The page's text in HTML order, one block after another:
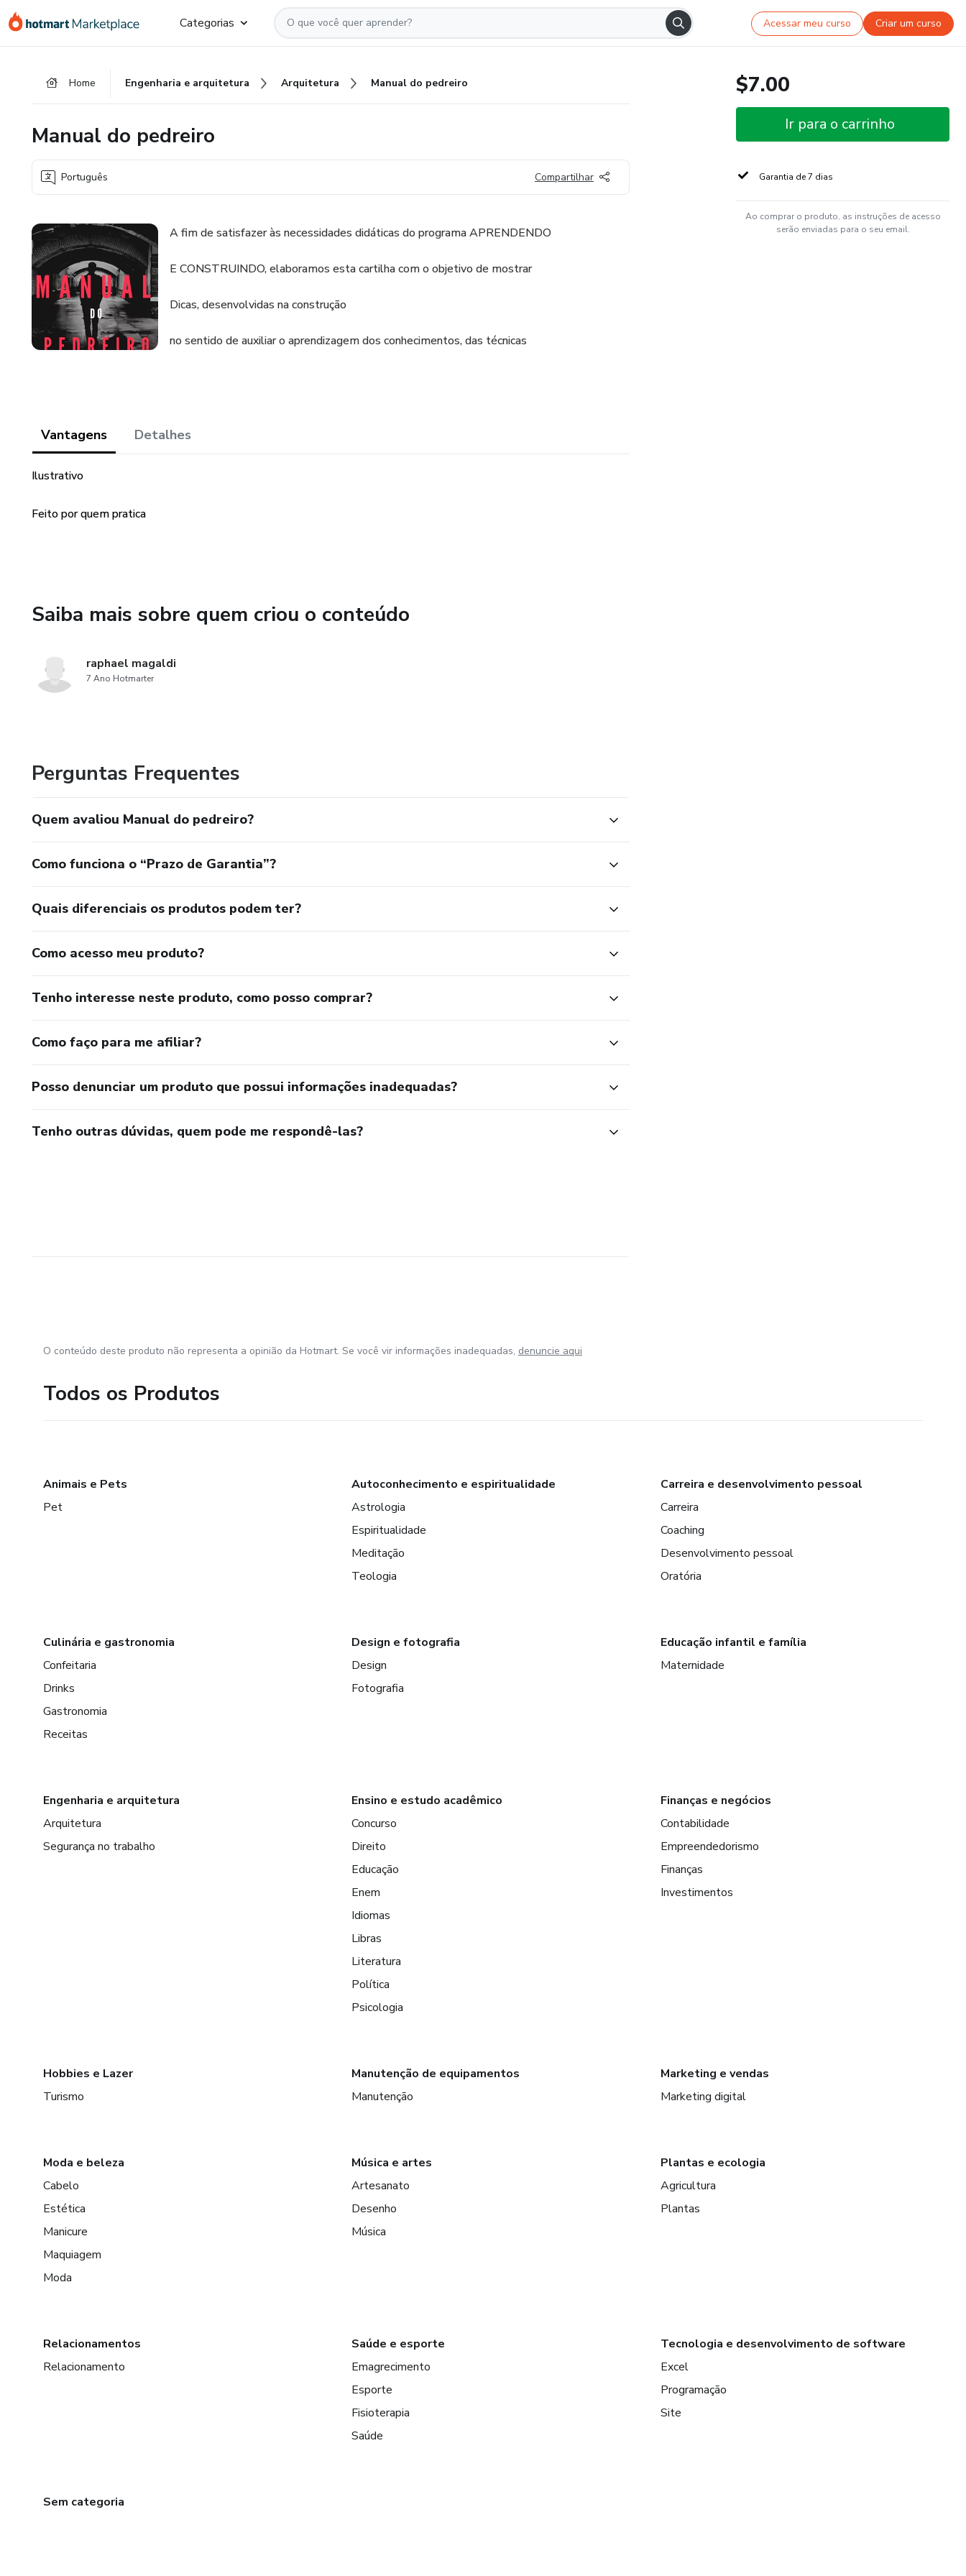
para
para
para
Categorias Acessar meu curso Criar um curso
Home Engenharia e arquitetura Arquitetura Manual do pedreiro
Manual do pedreiro
Português Compartilhar
A fim de satisfazer às necessidades didáticas do programa APRENDENDO
E CONSTRUINDO, elaboramos esta cartilha com o objetivo de mostrar
Dicas, desenvolvidas na construção
no sentido de auxiliar o aprendizagem dos conhecimentos, das técnicas
Vantagens Detalhes
Ilustrativo
Feito por quem pratica
Saiba mais sobre quem criou o conteúdo
raphael magaldi
7 Ano Hotmarter
Perguntas Frequentes
Quem avaliou Manual do pedreiro?
Como funciona o “Prazo de Garantia”?
Quais diferenciais os produtos podem ter?
Como acesso meu produto?
Tenho interesse neste produto, como posso comprar?
Como faço para me afiliar?
Posso denunciar um produto que possui informações inadequadas?
Tenho outras dúvidas, quem pode me respondê-las?
$7.00
Ir para o carrinho
Garantia de 7 dias
Ao comprar o produto, as instruções de acesso
serão enviadas para o seu email.
O conteúdo deste produto não representa a opinião da Hotmart. Se você vir informações inadequadas, denuncie aqui
Todos os Produtos
Animais e Pets
Pet
Autoconhecimento e espiritualidade
Astrologia
Espiritualidade
Meditação
Teologia
Carreira e desenvolvimento pessoal
Carreira
Coaching
Desenvolvimento pessoal
Oratória
Culinária e gastronomia
Confeitaria
Drinks
Gastronomia
Receitas
Design e fotografia
Design
Fotografia
Educação infantil e família
Maternidade
Engenharia e arquitetura
Arquitetura
Segurança no trabalho
Ensino e estudo acadêmico
Concurso
Direito
Educação
Enem
Idiomas
Libras
Literatura
Política
Psicologia
Finanças e negócios
Contabilidade
Empreendedorismo
Finanças
Investimentos
Hobbies e Lazer
Turismo
Manutenção de equipamentos
Manutenção
Marketing e vendas
Marketing digital
Moda e beleza
Cabelo
Estética
Manicure
Maquiagem
Moda
Música e artes
Artesanato
Desenho
Música
Plantas e ecologia
Agricultura
Plantas
Relacionamentos
Relacionamento
Saúde e esporte
Emagrecimento
Esporte
Fisioterapia
Saúde
Tecnologia e desenvolvimento de software
Excel
Programação
Site
Sem categoria